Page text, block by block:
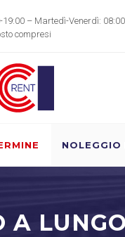
– Martedì-Venerdì:
compresi
NOLEGGIO
A